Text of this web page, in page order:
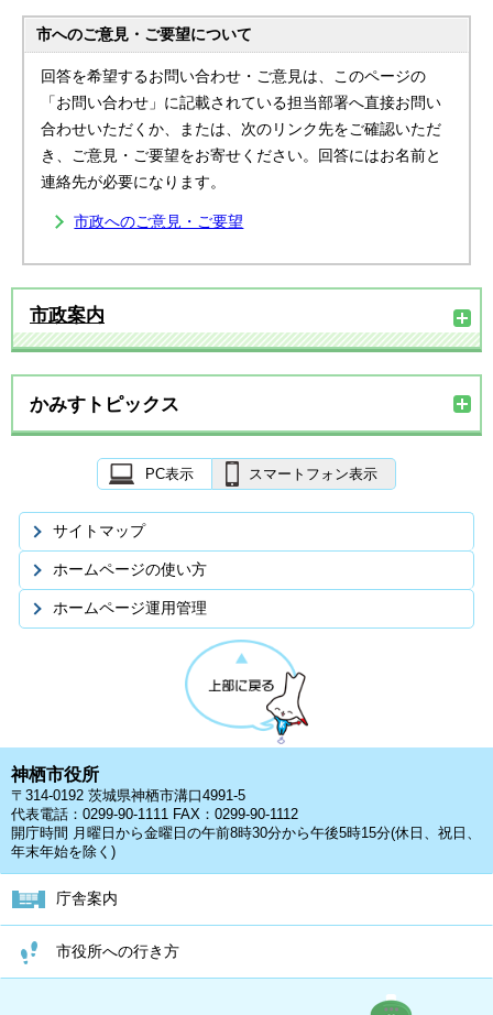
市へのご意見・ご要望について
回答を希望するお問い合わせ・ご意見は、このページの
「お問い合わせ」に記載されている担当部署へ直接お問い
合わせいただくか、または、次のリンク先をご確認いただ
き、ご意見・ご要望をお寄せください。回答にはお名前と
連絡先が必要になります。
市政へのご意見・ご要望
市政案内
かみすトピックス
PC表示 スマートフォン表示
サイトマップ
ホームページの使い方
ホームページ運用管理
神栖市役所
〒314-0192 茨城県神栖市溝口4991-5
代表電話：0299-90-1111 FAX：0299-90-1112
開庁時間 月曜日から金曜日の午前8時30分から午後5時15分(休日、祝日、
年末年始を除く)
庁舎案内
市役所への行き方